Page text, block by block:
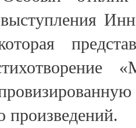
произведений.